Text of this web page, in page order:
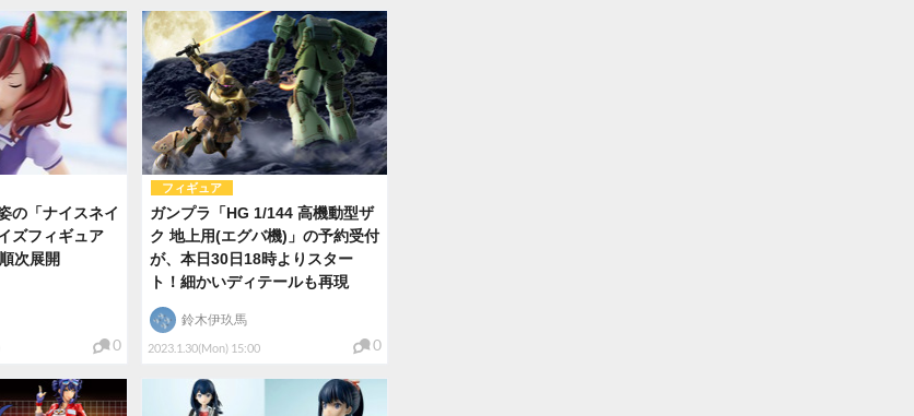
の「ナイスネイ
ズフィギュア
次展開
0
フィギュア
ガンプラ「HG 1/144 高機動型ザ
ク 地上用(エグバ機)」の予約受付
が、本日30日18時よりスター
ト！細かいディテールも再現
2023.1.30(Mon) 15:00
鈴木伊玖馬
0